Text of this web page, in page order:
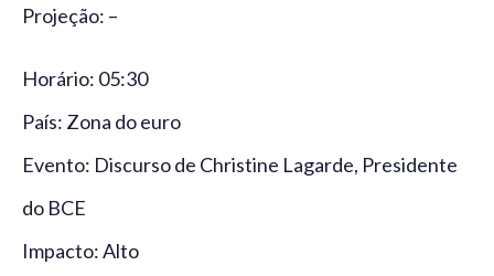
Projeção: –
Horário: 05:30
País: Zona do euro
Evento: Discurso de Christine Lagarde, Presidente
do BCE
Impacto: Alto